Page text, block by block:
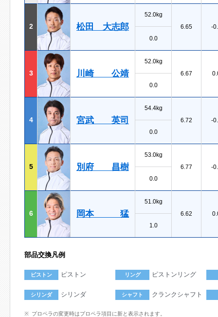
2 松田 大志郎
52.0kg
6.65
-
0.0
3 川崎 公靖
52.0kg
6.67
0.0
4 宮武 英司
54.4kg
6.72
-
0.0
5 別府 昌樹
53.0kg
6.77
-
0.0
6 岡本 猛
51.0kg
6.62
1.0
部品交換凡例
ピストン ピストン リング ピストンリング
シリンダ シリンダ シャフト クランクシャフト
プロペラの変更時はプロペラ項目に新と表示されます。